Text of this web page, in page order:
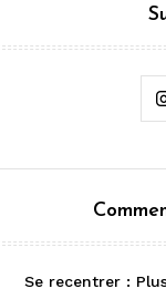
Se recentrer :